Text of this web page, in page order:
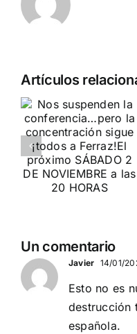
Artículos Acto
España
Serbia
contra el
Un comentario
Javier 14/01/
Esto no es
destrucción
española.